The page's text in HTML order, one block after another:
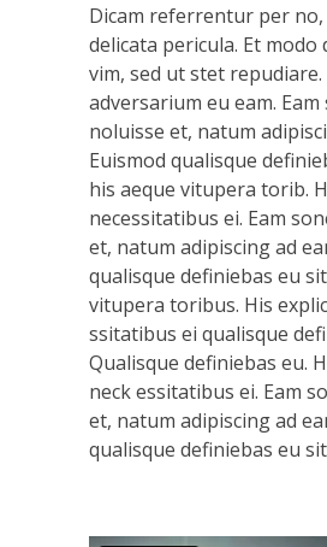
Dicam referrentur per no,
delicata pericula. Et modo
vim, sed ut stet
adversarium eu eam.
noluisse et, natum
Euismod qualisque
his aeque vitupera torib.
necessitatibus ei. Eam
et, natum adipiscing ad
qualisque definiebas eu
vitupera toribus. His
ssitatibus ei qualisque
Qualisque definiebas eu.
neck essitatibus ei. Eam
et, natum adipiscing ad
qualisque definiebas eu